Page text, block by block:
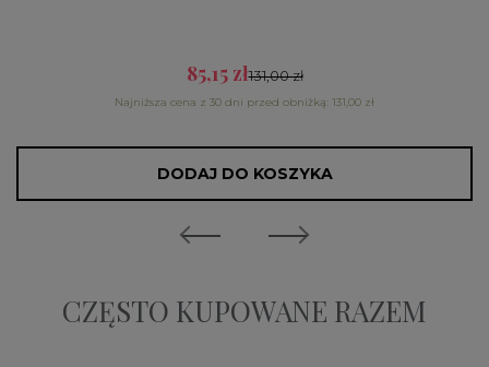
85,15 zł131,00 zł
Najniższa cena z 30 dni przed obniżką: 131,00 zł
DODAJ DO KOSZYKA
CZĘSTO KUPOWANE RAZEM